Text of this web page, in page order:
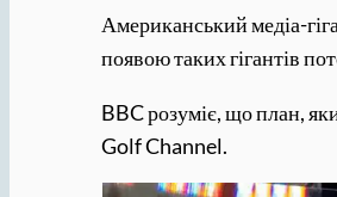
Американський медіа-
появою таких гігантів
BBC розуміє, що план,
Golf Channel.